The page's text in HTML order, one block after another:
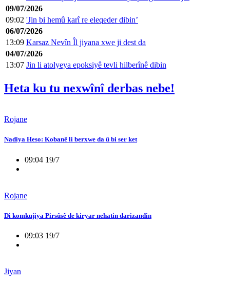
09/07/2026
09:02 'Jin bi hemû karî re eleqeder dibin’
06/07/2026
13:09 Karsaz Nevîn Îl jiyana xwe ji dest da
04/07/2026
13:07 Jin li atolyeya epoksiyê tevli hilberînê dibin
Heta ku tu nexwînî derbas nebe!
Rojane
Nadiya Heso: Kobanê li berxwe da û bi ser ket
09:04 19/7
Rojane
Di komkujiya Pirsûsê de kiryar nehatin darizandin
09:03 19/7
Jiyan